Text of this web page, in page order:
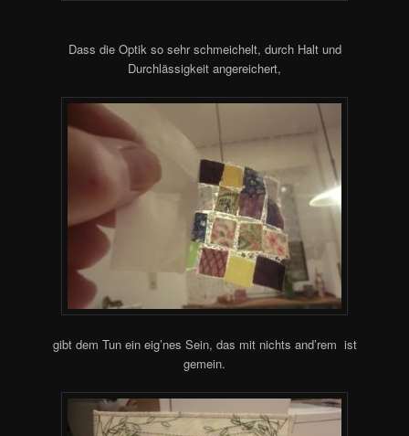
Dass die Optik so sehr schmeichelt, durch Halt und
Durchlässigkeit angereichert,
gibt dem Tun ein eig’nes Sein, das mit nichts and’rem ist
gemein.